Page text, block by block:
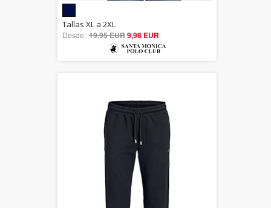
5.00
out of 5
Tallas XL a 2XL
Desde: 19,95 EUR9,98 EUR